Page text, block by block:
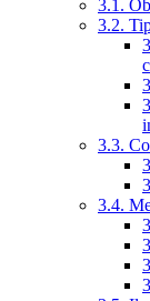
3.1.
3.2.
3.3.
3.4.